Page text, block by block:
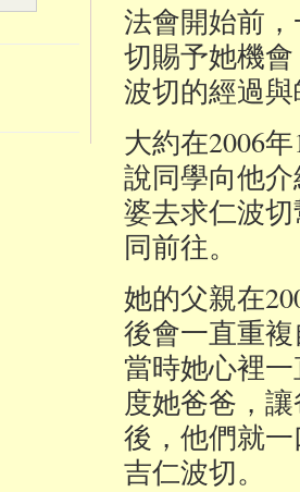
法會開始前
切賜予她機
波切的經過
大約在2006
說同學向他
婆去求仁波
同前往。
她的父親在
後會一直重
當時她心裡
度她爸爸，
後，他們就
吉仁波切。